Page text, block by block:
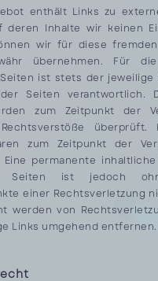
enthält Links zu
deren Inhalte wir keinen
wir für diese
übernehmen. Für
ist stets der jeweilige
Seiten verantwortlich.
zum Zeitpunkt der
überprüft.
zum Zeitpunkt der
Eine permanente
Seiten ist jedoch
einer Rechtsverletzung
werden von
Links umgehend entfernen.